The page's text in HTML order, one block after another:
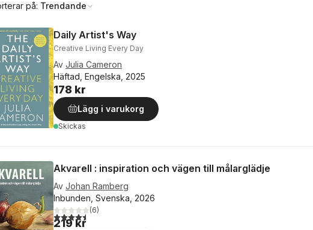
på: Trendande
Daily Artist's Way
Creative Living Every Day
Av Julia Cameron
Häftad, Engelska, 2025
178 kr
Lägg i varukorg
Skickas
Akvarell : inspiration och vägen till målarglädje
Av Johan Ramberg
Inbunden, Svenska, 2026
4,5utav 5 stjärnor. Totalt antal röster:
(6)
219 kr